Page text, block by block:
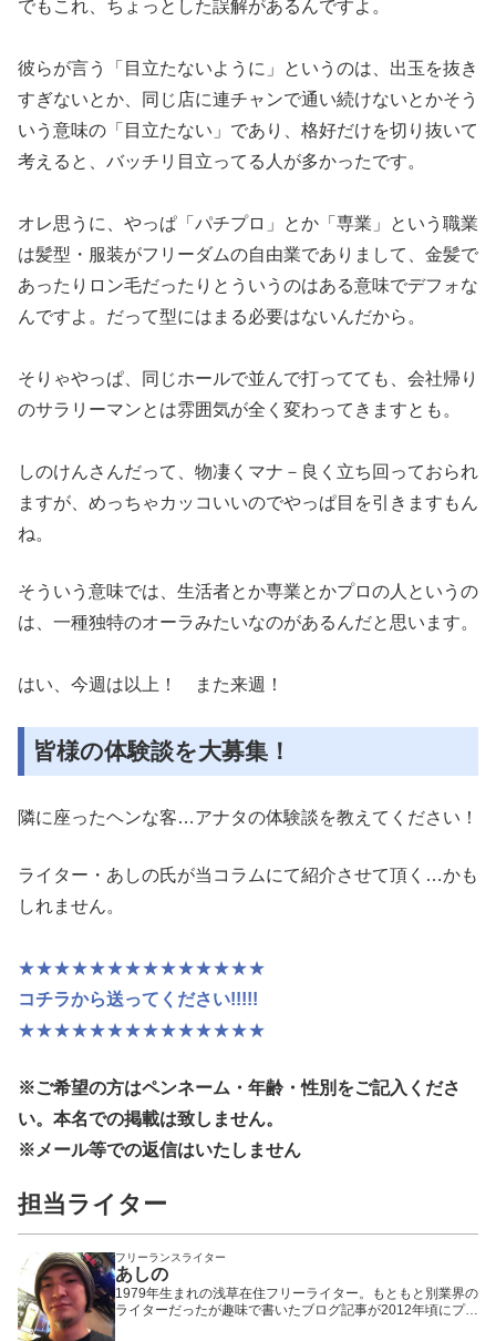
でもこれ、ちょっとした誤解があるんですよ。
彼らが言う「目立たないように」というのは、出玉を抜き
すぎないとか、同じ店に連チャンで通い続けないとかそう
いう意味の「目立たない」であり、格好だけを切り抜いて
考えると、バッチリ目立ってる人が多かったです。
オレ思うに、やっぱ「パチプロ」とか「専業」という職業
は髪型・ 服装がフリーダムの自由業でありまして、金髪で
あったりロン毛だったりとういうのはある意味でデフォな
んですよ。 だって型にはまる必要はないんだから。
そりゃやっぱ、同じホールで並んで打ってても、会社帰り
のサラリ ーマンとは雰囲気が全く変わってきますとも。
しのけんさんだって、物凄くマナ－良く立ち回っておられ
ますが、 めっちゃカッコいいのでやっぱ目を引きますもん
ね。
そういう意味では、生活者とか専業とかプロの人というの
は、一種独特のオーラみたいなのがあるんだと思います。
はい、今週は以上！ また来週！
皆様の体験談を大募集！
隣に座ったヘンな客…アナタの体験談を教えてください！
ライター・あしの氏が当コラムにて紹介させて頂く…かも
しれません。
★★★★★★★★★★★★★★
コチラから送ってください!!!!!
★★★★★★★★★★★★★★
※ご希望の方はペンネーム・年齢・性別 をご記入くださ
い。本名での掲載は致しません。
※メール等での返信はいたしません
担当ライター
フリーランスライター
あしの
1979年生まれの浅草在住フリーライター。もともと別業界の
ライターだったが趣味で書いたブログ記事が2012年頃にプチ